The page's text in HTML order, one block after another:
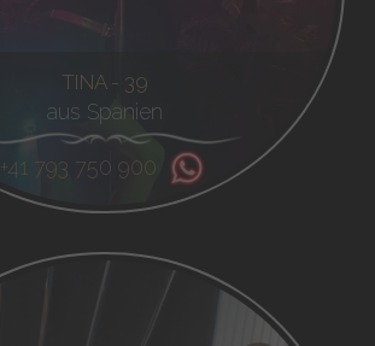
TINA - 39
aus Spanien
+41 793 750 900